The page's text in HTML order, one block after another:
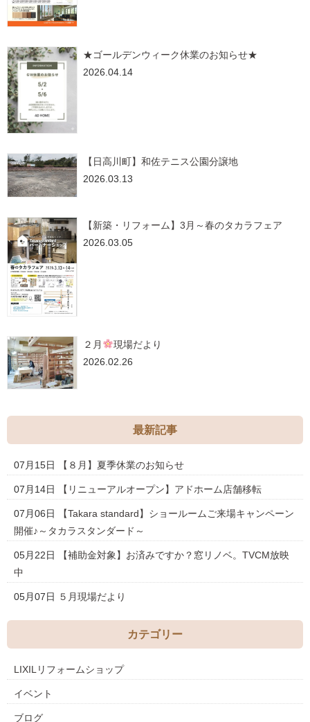
★ゴールデンウィーク休業のお知らせ★
2026.04.14
【日高川町】和佐テニス公園分譲地
2026.03.13
【新築・リフォーム】3月～春のタカラフェア
2026.03.05
２月
現場だより
2026.02.26
最新記事
07月15日 【８月】夏季休業のお知らせ
07月14日 【リニューアルオープン】アドホーム店舗移転
07月06日
【Takara standard】ショールームご来場キャンペーン
開催♪～タカラスタンダード～
05月22日
【補助金対象】お済みですか？窓リノベ。TVCM放映
中
05月07日 ５月現場だより
カテゴリー
LIXILリフォームショップ
イベント
ブログ